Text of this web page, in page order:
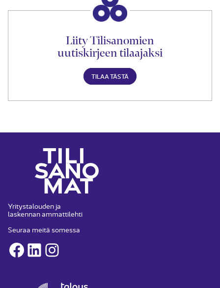
Liity Tilisanomien
uutiskirjeen tilaajaksi
TILAA TÄSTÄ
Yritystalouden ja
laskennan ammattilehti
Seuraa meitä somessa
Facebook
LinkedInInstagram